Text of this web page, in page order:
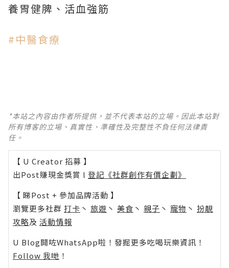
養胃健脾、活血強筋
#中醫食療
*本站之內容由作者所提供，並不代表本站的立場。因此本站對
所有博客的立場、真實性、準確性及完整性不負任何法律責
任。
【 U Creator 招募 】
出Post賺現金獎賞 l 登記《社群創作有價企劃》
【 睇Post + 參加品牌活動 】
瀏覽更多社群 打卡 丶 旅遊 丶 美食 丶 親子 丶 寵物 丶 扮靚
攻略及 活動情報
U Blog開咗WhatsApp啦！發掘更多吃喝玩樂資訊！
Follow 我哋 ！